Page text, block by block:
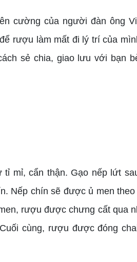
cường của người đàn ông
rượu làm mất đi lý trí của
sẻ chia, giao lưu với bạn
tỉ mỉ, cẩn thận. Gạo nếp lứt
Nếp chín sẽ được ủ men
rượu được chưng cất qua
cùng, rượu được đóng